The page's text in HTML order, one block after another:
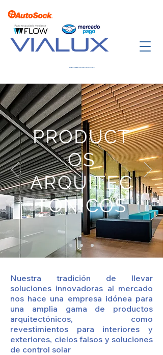
VIALUX
UNA EMPRESA DE ARQUI CLEAN SOLUTIONS SPA
PRODUCT
OS
ARQUITEC
TONICOS
Nuestra tradición de llevar
soluciones innovadoras al mercado
nos hace una empresa idónea para
una amplia gama de productos
arquitectónicos, como
revestimientos para interiores y
exteriores, cielos falsos y soluciones
de control solar